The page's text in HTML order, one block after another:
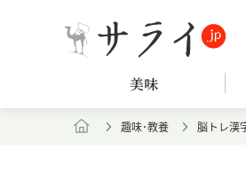
美味
趣味･教養 脳トレ漢